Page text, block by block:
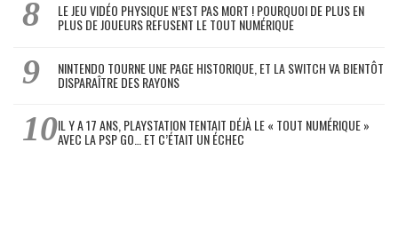
LE JEU VIDÉO PHYSIQUE N’EST PAS MORT ! POURQUOI DE PLUS EN
PLUS DE JOUEURS REFUSENT LE TOUT NUMÉRIQUE
NINTENDO TOURNE UNE PAGE HISTORIQUE, ET LA SWITCH VA BIENTÔT
DISPARAÎTRE DES RAYONS
IL Y A 17 ANS, PLAYSTATION TENTAIT DÉJÀ LE « TOUT NUMÉRIQUE »
AVEC LA PSP GO… ET C’ÉTAIT UN ÉCHEC